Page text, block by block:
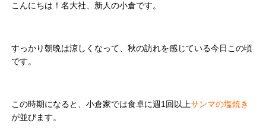
こんにちは！名大社、新人の小倉です。
すっかり朝晩は涼しくなって、秋の訪れを感じている今日この頃
です。
この時期になると、小倉家では食卓に週1回以上サンマの塩焼き
が並びます。